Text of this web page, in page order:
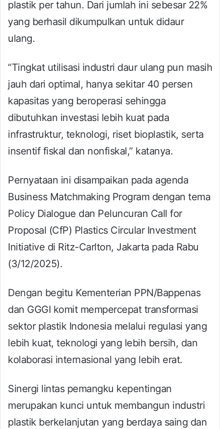
plastik per tahun. Dari jumlah ini sebesar 22%
yang berhasil dikumpulkan untuk didaur
ulang.
“Tingkat utilisasi industri daur ulang pun masih
jauh dari optimal, hanya sekitar 40 persen
kapasitas yang beroperasi sehingga
dibutuhkan investasi lebih kuat pada
infrastruktur, teknologi, riset bioplastik, serta
insentif fiskal dan nonfiskal,” katanya.
Pernyataan ini disampaikan pada agenda
Business Matchmaking Program dengan tema
Policy Dialogue dan Peluncuran Call for
Proposal (CfP) Plastics Circular Investment
Initiative di Ritz-Carlton, Jakarta pada Rabu
(3/12/2025).
Dengan begitu Kementerian PPN/Bappenas
dan GGGI komit mempercepat transformasi
sektor plastik Indonesia melalui regulasi yang
lebih kuat, teknologi yang lebih bersih, dan
kolaborasi internasional yang lebih erat.
Sinergi lintas pemangku kepentingan
merupakan kunci untuk membangun industri
plastik berkelanjutan yang berdaya saing dan